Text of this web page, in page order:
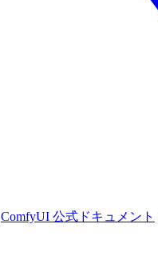
ComfyUI 公式ドキュメント